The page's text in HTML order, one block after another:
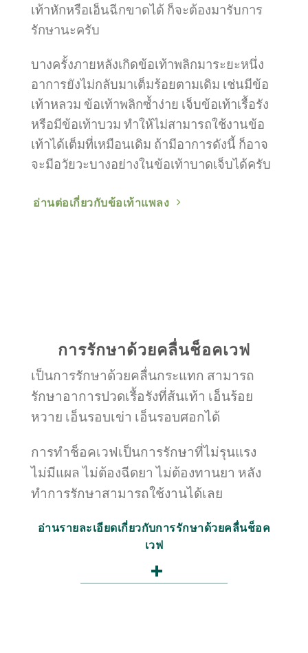
เท้าหักหรือเอ็นฉีกขาดได้ ก็จะต้องมารับการ
รักษานะครับ
บางครั้งภายหลังเกิดข้อเท้าพลิกมาระยะหนึ่ง
อาการยังไม่กลับมาเต็มร้อยตามเดิม เช่นมีข้อ
เท้าหลวม ข้อเท้าพลิกซ้ำง่าย เจ็บข้อเท้าเรื้อรัง
หรือมีข้อเท้าบวม ทำให้ไม่สามารถใช้งานข้อ
เท้าได้เต็มที่เหมือนเดิม ถ้ามีอาการดังนี้ ก็อาจ
จะมีอวัยวะบางอย่างในข้อเท้าบาดเจ็บได้ครับ
อ่านต่อเกี่ยวกับข้อเท้าแพลง
การรักษาด้วยคลื่นช็อคเวฟ
เป็นการรักษาด้วยคลื่นกระแทก สามารถ
รักษาอาการปวดเรื้อรังที่ส้นเท้า เอ็นร้อย
หวาย เอ็นรอบเข่า เอ็นรอบศอกได้
การทำช็อคเวฟเป็นการรักษาที่ไม่รุนแรง
ไม่มีแผล ไม่ต้องฉีดยา ไม่ต้องทานยา หลัง
ทำการรักษาสามารถใช้งานได้เลย
อ่านรายละเอียดเกี่ยวกับการรักษาด้วยคลื่นช็อค
เวฟ